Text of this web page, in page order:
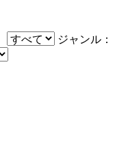
ジャンル：